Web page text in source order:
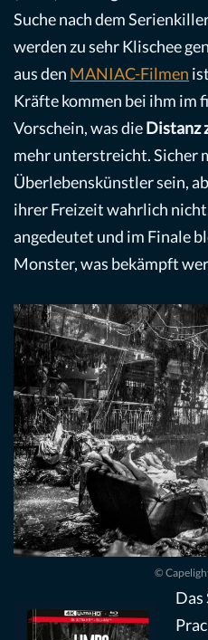
Suche nach dem
werden zu sehr Klischee
aus den MANIAC-Filmen
Kräfte kommen bei ihm im
Vorschein, was dieDistanz
mehr unterstreicht. Sicher
Überlebenskünstler sein,
ihrer Freizeit wahrlich
angedeutet und im Finale
Monster, was bekämpft
©
Das